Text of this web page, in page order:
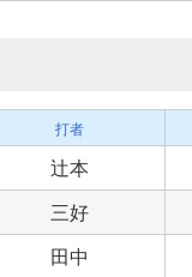
打者
辻本
三好
田中